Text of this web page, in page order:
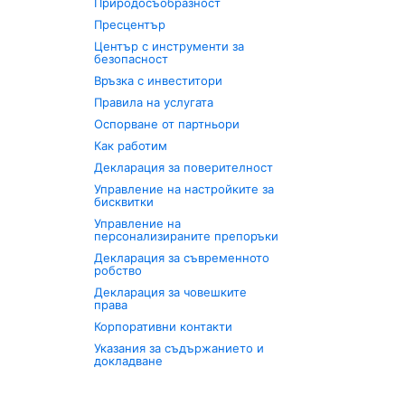
Пресцентър
Център с инструменти за
безопасност
Връзка с инвеститори
Правила на услугата
Оспорване от партньори
Как работим
Декларация за поверителност
Управление на настройките за
бисквитки
Управление на
персонализираните препоръки
Декларация за съвременното
робство
Декларация за човешките
права
Корпоративни контакти
Указания за съдържанието и
докладване